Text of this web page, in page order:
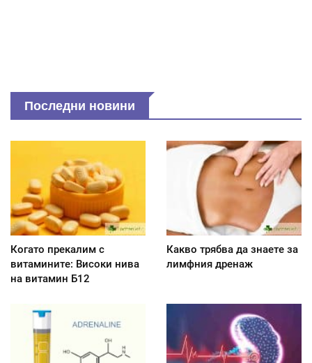
Последни новини
Когато прекалим с
витамините: Високи нива
на витамин Б12
Какво трябва да знаете за
лимфния дренаж